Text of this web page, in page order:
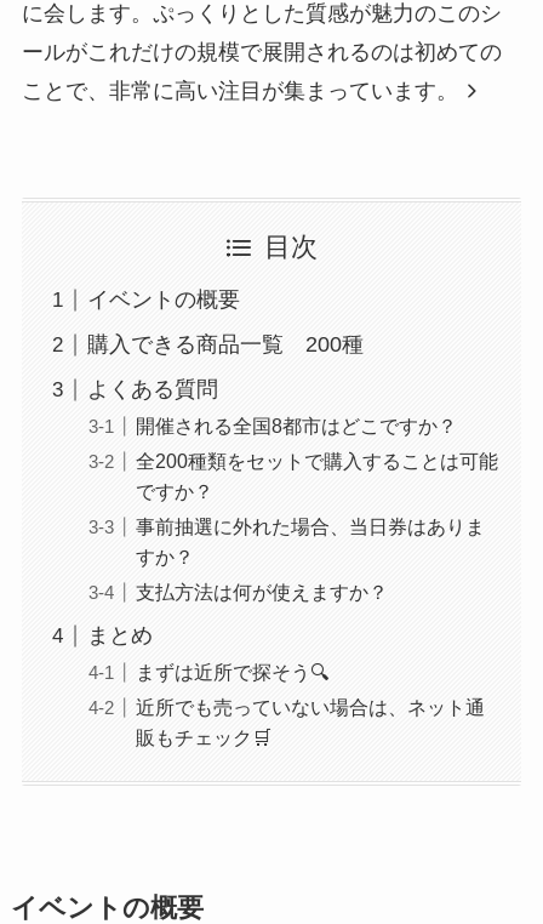
に会します。ぷっくりとした質感が魅力のこのシ
ールがこれだけの規模で展開されるのは初めての
ことで、非常に高い注目が集まっています。
目次
イベントの概要
購入できる商品一覧 200種
よくある質問
開催される全国8都市はどこですか？
全200種類をセットで購入することは可能
ですか？
事前抽選に外れた場合、当日券はありま
すか？
支払方法は何が使えますか？
まとめ
まずは近所で探そう🔍
近所でも売っていない場合は、ネット通
販もチェック🛒
イベントの概要